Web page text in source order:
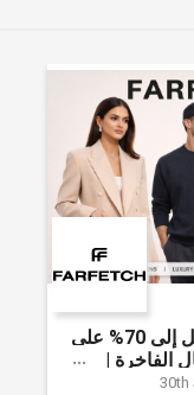
احصل على خصم يصل إلى 70% على
الفاخرة |
20% (يُطبّق الخصم